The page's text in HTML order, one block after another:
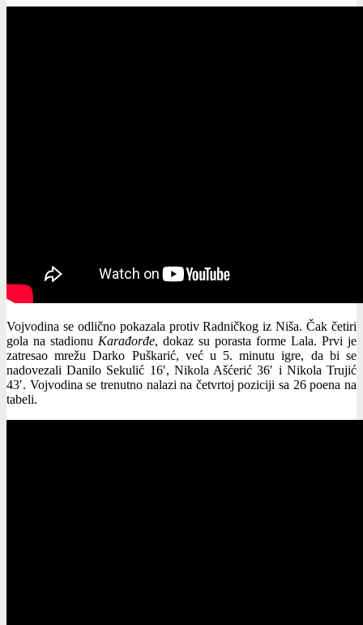
Vojvodina se odlično pokazala protiv Radničkog iz Niša. Čak četiri
gola na stadionu Karađorđe, dokaz su porasta forme Lala. Prvi je
zatresao mrežu Darko Puškarić, već u 5. minutu igre, da bi se
nadovezali Danilo Sekulić 16′, Nikola Ašćerić 36′ i Nikola Trujić
43′. Vojvodina se trenutno nalazi na četvrtoj poziciji sa 26 poena na
tabeli.